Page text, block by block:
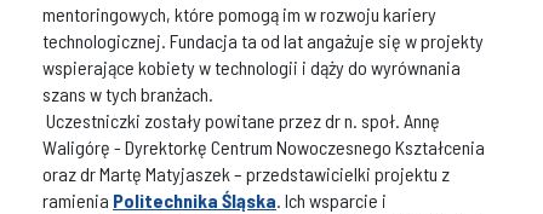
mentoringowych, które pomogą im w rozwoju kariery
technologicznej. Fundacja ta od lat angażuje się w projekty
wspierające kobiety w technologii i dąży do wyrównania
szans w tych branżach.
Uczestniczki zostały powitane przez dr n. społ. Annę
Waligórę - Dyrektorkę Centrum Nowoczesnego Kształcenia
oraz dr Martę Matyjaszek – przedstawicielki projektu z
ramienia Politechnika Śląska. Ich wsparcie i